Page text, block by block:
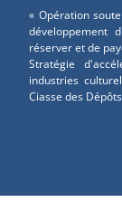
« Opération
développement
réserver et de
Stratégie
industries
Ciasse des